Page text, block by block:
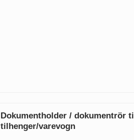
Dokumentholder / dokumentrör til
tilhenger/varevogn